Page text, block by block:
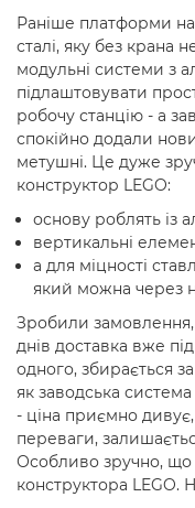
Раніше платформи
сталі, яку без крана
модульні системи з
підлаштовувати
робочу станцію - а
спокійно додали
метушні. Це дуже
конструктор LEGO:
основу роблять із
вертикальні
а для міцності
який можна через
Зробили замовлення,
днів доставка вже
одного, збирається
як заводська
- ціна приємно
переваги,
Особливо зручно, що
конструктора LEGO.